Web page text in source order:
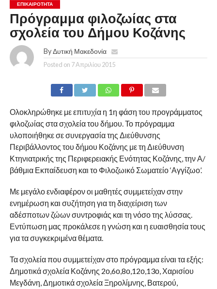
ΕΠΙΚΑΙΡΟΤΗΤΑ
Πρόγραμμα φιλοζωίας στα
σχολεία του Δήμου Κοζάνης
By Δυτική Μακεδονία
Posted on 7 Απριλίου 2015
Ολοκληρώθηκε με επιτυχία η 1η φάση του προγράμματος
φιλοζωίας στα σχολεία του δήμου. Το πρόγραμμα
υλοποιήθηκε σε συνεργασία της Διεύθυνσης
Περιβάλλοντος του δήμου Κοζάνης με τη Διεύθυνση
Κτηνιατρικής της Περιφερειακής Ενότητας Κοζάνης, την Α/
βάθμια Εκπαίδευση και το Φιλοζωικό Σωματείο ‘Αγγίζωο’.
Με μεγάλο ενδιαφέρον οι μαθητές συμμετείχαν στην
ενημέρωση και συζήτηση για τη διαχείριση των
αδέσποτων ζώων συντροφιάς και τη νόσο της λύσσας.
Εντύπωση μας προκάλεσε η γνώση και η ευαισθησία τους
για τα συγκεκριμένα θέματα.
Τα σχολεία που συμμετείχαν στο πρόγραμμα είναι τα εξής:
Δημοτικά σχολεία Κοζάνης 2ο,6ο,8ο,12ο,13ο, Χαρισίου
Μεγδάνη, Δημοτικά σχολεία Ξηρολίμνης, Βατερού,